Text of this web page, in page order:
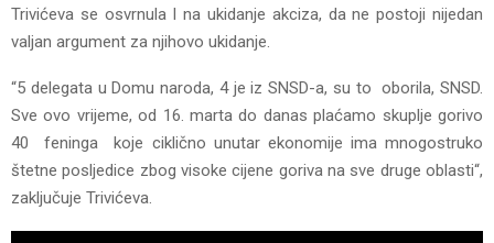
Trivićeva se osvrnula I na ukidanje akciza, da ne postoji nijedan
valjan argument za njihovo ukidanje.
“5 delegata u Domu naroda, 4 je iz SNSD-a, su to oborila, SNSD.
Sve ovo vrijeme, od 16. marta do danas plaćamo skuplje gorivo
40 feninga koje ciklično unutar ekonomije ima mnogostruko
štetne posljedice zbog visoke cijene goriva na sve druge oblasti“,
zaključuje Trivićeva.